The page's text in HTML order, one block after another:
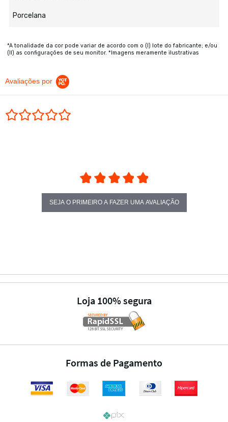
Porcelana
*A tonalidade da cor pode variar de acordo com o (I) lote do fabricante; e/ou
(II) as configurações de seu monitor. *Imagens meramente ilustrativas
Avaliações por
SEJA O PRIMEIRO A FAZER UMA AVALIAÇÃO